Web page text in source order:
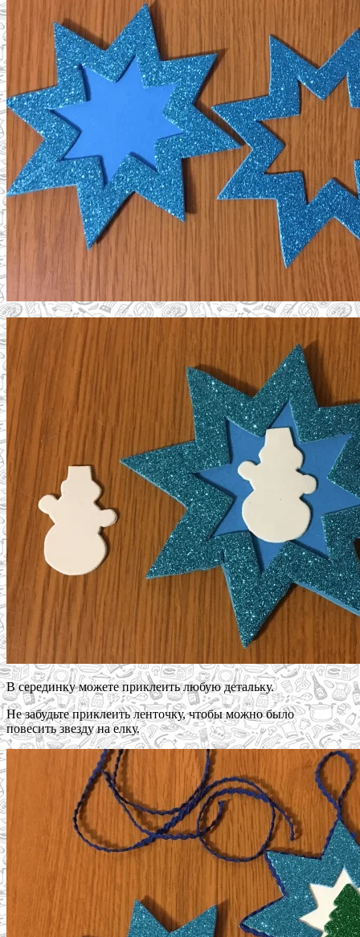
В серединку можете приклеить любую детальку.
Не забудьте приклеить ленточку, чтобы можно было
повесить звезду на елку.